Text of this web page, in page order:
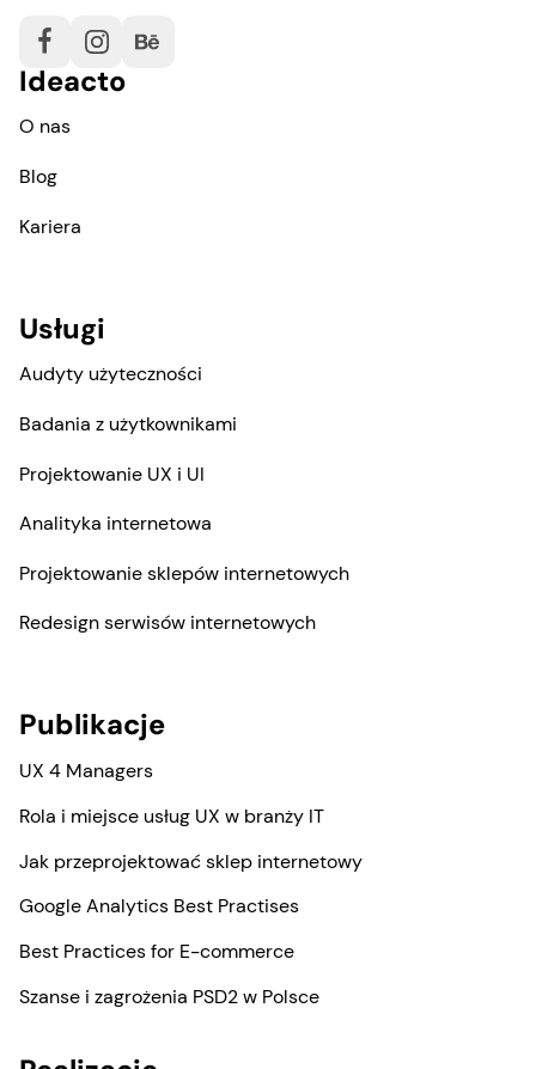
Ideacto
O nas
Blog
Kariera
Usługi
Audyty użyteczności
Badania z użytkownikami
Projektowanie UX i UI
Analityka internetowa
Projektowanie sklepów internetowych
Redesign serwisów internetowych
Publikacje
UX 4 Managers
Rola i miejsce usług UX w branży IT
Jak przeprojektować sklep internetowy
Google Analytics Best Practises
Best Practices for E-commerce
Szanse i zagrożenia PSD2 w Polsce